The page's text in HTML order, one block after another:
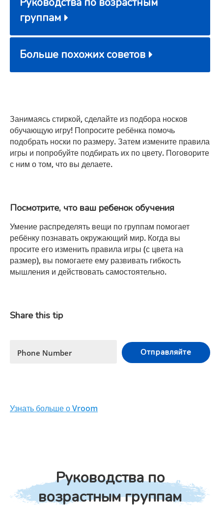
группам
Больше похожих советов
Занимаясь стиркой, сделайте из подбора носков
обучающую игру! Попросите ребёнка помочь
подобрать носки по размеру. Затем измените правила
игры и попробуйте подбирать их по цвету. Поговорите
с ним о том, что вы делаете.
Посмотрите, что ваш ребенок обучения
Умение распределять вещи по группам помогает
ребёнку познавать окружающий мир. Когда вы
просите его изменить правила игры (с цвета на
размер), вы помогаете ему развивать гибкость
мышления и действовать самостоятельно.
Share this tip
Phone Number Отправляйте
Узнать больше о Vroom
Руководства по
возрастным группам